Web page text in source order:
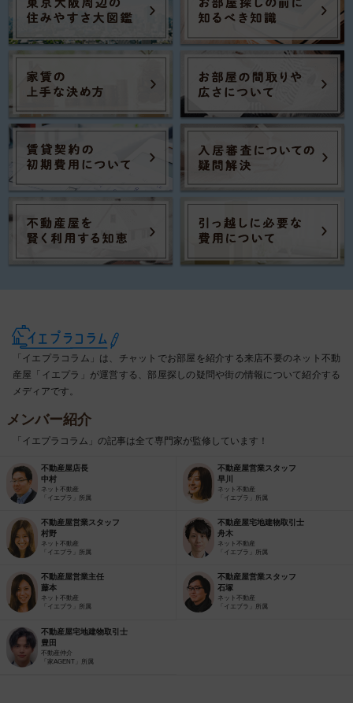
「イエプラコラム」は、チャットでお部屋を紹介する来店不要のネット不動
産屋「イエプラ」が運営する、部屋探しの疑問や街の情報について紹介する
メディアです。
メンバー紹介
「イエプラコラム」の記事は全て専門家が監修しています！
不動産屋店長
中村
ネット不動産
「イエプラ」所属
不動産屋営業スタッフ
早川
ネット不動産
「イエプラ」所属
不動産屋営業スタッフ
村野
ネット不動産
「イエプラ」所属
不動産屋宅地建物取引士
舟木
ネット不動産
「イエプラ」所属
不動産屋営業主任
藤本
ネット不動産
「イエプラ」所属
不動産屋営業スタッフ
石塚
ネット不動産
「イエプラ」所属
不動産屋宅地建物取引士
豊田
不動産仲介
「家AGENT」所属